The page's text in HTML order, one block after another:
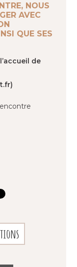
NOUS
AVEC
QUE SES
de